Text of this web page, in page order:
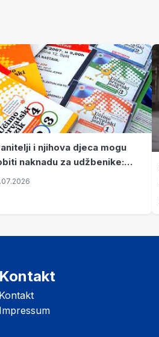
i njihova djeca mogu
naknadu za udžbenike:
se podnose do 31.
Kontakt
Kontakt
Impressum